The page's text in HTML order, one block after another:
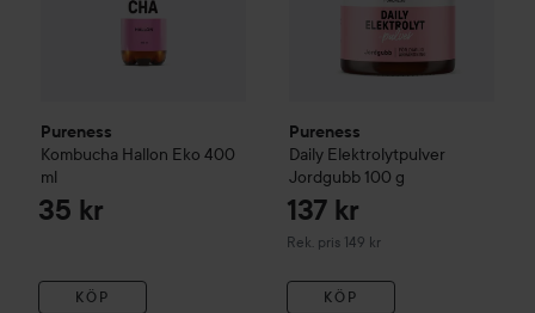
Pureness
Kombucha Hallon Eko 400
ml
35 kr
KÖP
Pureness
Daily Elektrolytpulver
Jordgubb 100 g
137 kr
Rek. pris 149 kr
Rekommenderat pris 149 kr
KÖP